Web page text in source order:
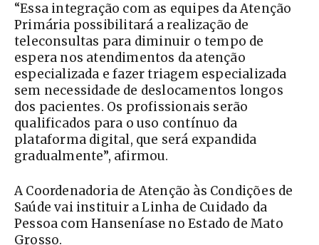
“Essa integração com as equipes da Atenção
Primária possibilitará a realização de
teleconsultas para diminuir o tempo de
espera nos atendimentos da atenção
especializada e fazer triagem especializada
sem necessidade de deslocamentos longos
dos pacientes. Os profissionais serão
qualificados para o uso contínuo da
plataforma digital, que será expandida
gradualmente”, afirmou.
A Coordenadoria de Atenção às Condições de
Saúde vai instituir a Linha de Cuidado da
Pessoa com Hanseníase no Estado de Mato
Grosso.